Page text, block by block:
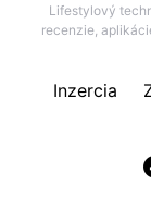
Lifestylový
recenzie,
Inzercia